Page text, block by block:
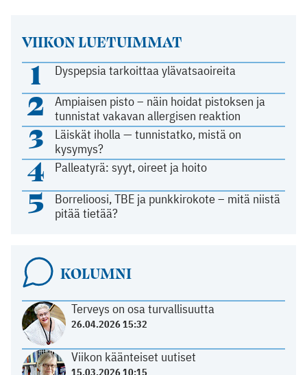
VIIKON LUETUIMMAT
1 Dyspepsia tarkoittaa ylävatsaoireita
2
Ampiaisen pisto – näin hoidat pistoksen ja
tunnistat vakavan allergisen reaktion
3
Läiskät iholla — tunnistatko, mistä on
kysymys?
4 Palleatyrä: syyt, oireet ja hoito
5
Borrelioosi, TBE ja punkkirokote – mitä niistä
pitää tietää?
KOLUMNI
Terveys on osa turvallisuutta
26.04.2026 15:32
Viikon käänteiset uutiset
15.03.2026 10:15